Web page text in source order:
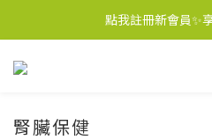
點我註冊新會員✨
腎臟保健